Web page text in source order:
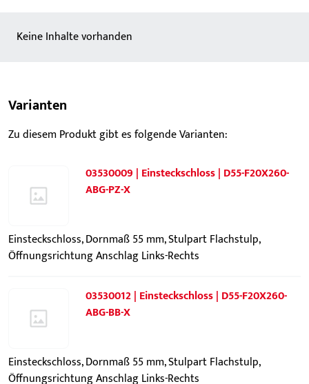
Keine Inhalte vorhanden
Varianten
Zu diesem Produkt gibt es folgende Varianten:
03530009 | Einsteckschloss | D55-F20X260-
ABG-PZ-X
Einsteckschloss, Dornmaß 55 mm, Stulpart Flachstulp,
Öffnungsrichtung Anschlag Links-Rechts
03530012 | Einsteckschloss | D55-F20X260-
ABG-BB-X
Einsteckschloss, Dornmaß 55 mm, Stulpart Flachstulp,
Öffnungsrichtung Anschlag Links-Rechts